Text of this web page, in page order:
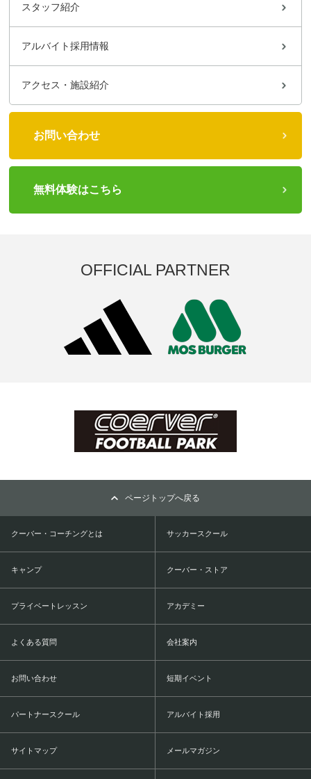
スタッフ紹介
アルバイト採用情報
アクセス・施設紹介
お問い合わせ
無料体験はこちら
OFFICIAL PARTNER
ページトップへ戻る
クーバー・コーチングとは サッカースクール
キャンプ クーバー・ストア
プライベートレッスン アカデミー
よくある質問 会社案内
お問い合わせ 短期イベント
パートナースクール アルバイト採用
サイトマップ メールマガジン